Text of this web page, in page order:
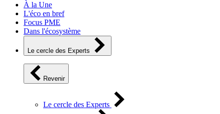
À la Une
L'éco en bref
Focus PME
Dans l'écosystème
Le cercle des Experts
Revenir
Le cercle des Experts